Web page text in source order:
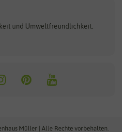
Hortitops
JUB Holland
und Umweltfreundlichkeit.
Müller | Alle Rechte vorbehalten.